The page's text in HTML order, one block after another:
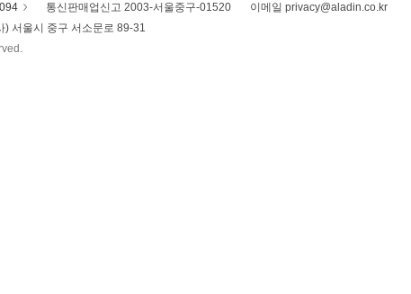
통신판매업신고 2003-서울중구-01520
이메일 privacy@aladin.co.kr
) 서울시 중구 서소문로 89-31